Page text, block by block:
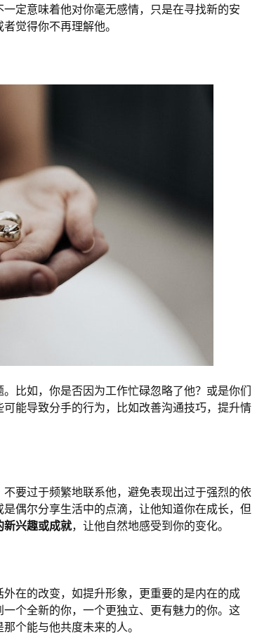
定意味着他对你毫无感情，只是在寻找新的安
觉得你不再理解他。
比如，你是否因为工作忙碌忽略了他？或是你们
能导致分手的行为，比如改善沟通技巧，提升情
要过于频繁地联系他，避免表现出过于强烈的依
偶尔分享生活中的点滴，让他知道你在成长，但
新兴趣或成就，让他自然地感受到你的变化。
在的改变，如提升形象，更重要的是内在的成
个全新的你，一个更独立、更有魅力的你。这
个能与他共度未来的人。